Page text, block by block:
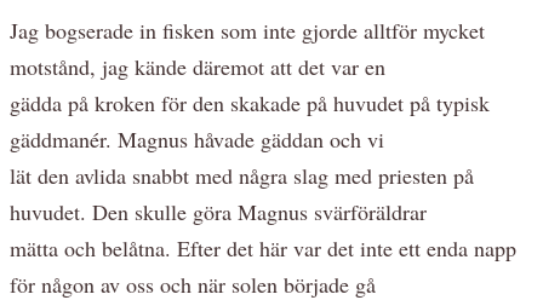
Jag bogserade in fisken som inte gjorde alltför mycket
motstånd, jag kände däremot att det var en
gädda på kroken för den skakade på huvudet på typisk
gäddmanér. Magnus håvade gäddan och vi
lät den avlida snabbt med några slag med priesten på
huvudet. Den skulle göra Magnus svärföräldrar
mätta och belåtna. Efter det här var det inte ett enda napp
för någon av oss och när solen började gå